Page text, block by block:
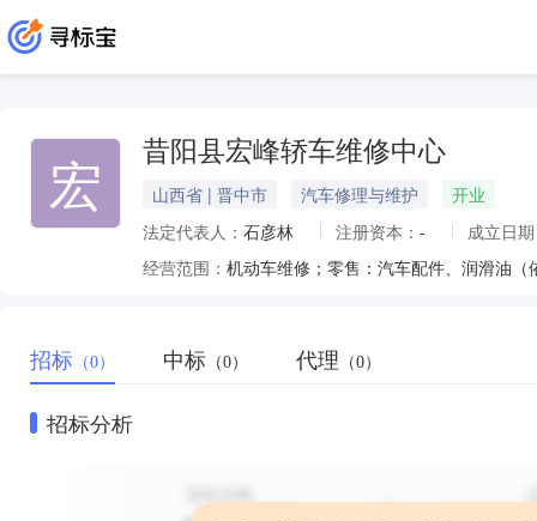
宏 昔阳县宏峰轿车维修中心
山西省 | 晋中市 汽车修理与维护
开业
法定代表人： 石彦林 注册资本： -
成立日
经营范围： 机动车维修；零售：汽车配件、润滑油
招标 （0） 中标 （0） 代理 （0）
招标分析